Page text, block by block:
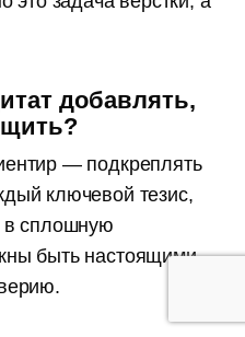
добавлять,
— подкреплять
ключевой тезис,
в сплошную
быть настоящими,